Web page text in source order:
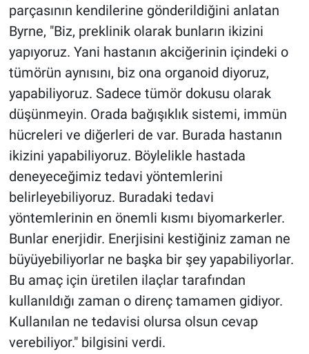
parçasının kendilerine gönderildiğini anlatan
Byrne, "Biz, preklinik olarak bunların ikizini
yapıyoruz. Yani hastanın akciğerinin içindeki o
tümörün aynısını, biz ona organoid diyoruz,
yapabiliyoruz. Sadece tümör dokusu olarak
düşünmeyin. Orada bağışıklık sistemi, immün
hücreleri ve diğerleri de var. Burada hastanın
ikizini yapabiliyoruz. Böylelikle hastada
deneyeceğimiz tedavi yöntemlerini
belirleyebiliyoruz. Buradaki tedavi
yöntemlerinin en önemli kısmı biyomarkerler.
Bunlar enerjidir. Enerjisini kestiğiniz zaman ne
büyüyebiliyorlar ne başka bir şey yapabiliyorlar.
Bu amaç için üretilen ilaçlar tarafından
kullanıldığı zaman o direnç tamamen gidiyor.
Kullanılan ne tedavisi olursa olsun cevap
verebiliyor." bilgisini verdi.